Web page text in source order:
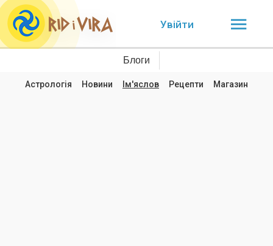
Увійти
Блоги
Астрологія Новини Ім'яслов Рецепти Магазин